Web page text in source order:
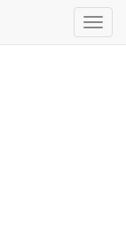
Toggle
navigation